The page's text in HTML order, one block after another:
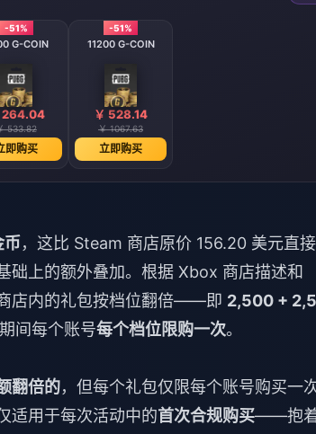
-51%
G-COIN
264.04
533.82
即购买
-51%
11200 G-COIN
￥ 528.14
￥ 1067.63
立即购买
币，这比 Steam 商店原价 156.20 美元直
础上的额外叠加。根据 Xbox 商店描述和
店内的礼包按档位翻倍——即 2,500 +
间每个账号每个档位限购一次。
翻倍的，但每个礼包仅限每个账号购买一
适用于每次活动中的首次合规购买——抱